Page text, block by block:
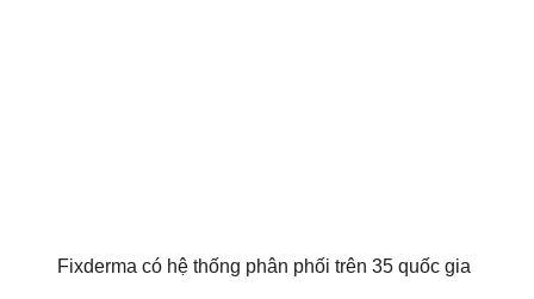
Fixderma có hệ thống phân phối trên 35 quốc gia